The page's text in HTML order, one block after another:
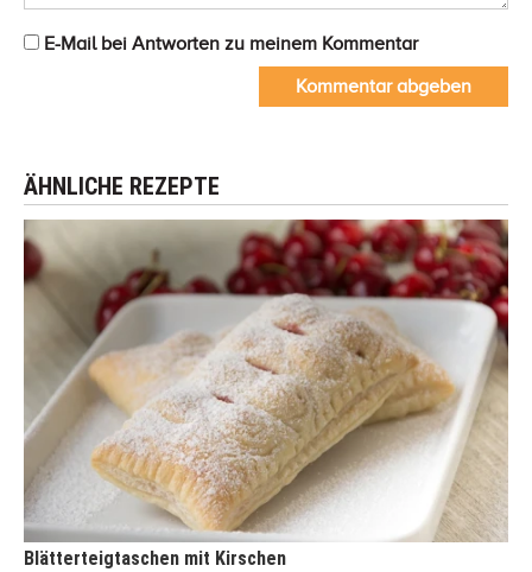
E-Mail bei Antworten zu meinem Kommentar
Kommentar abgeben
ÄHNLICHE REZEPTE
Blätterteigtaschen mit Kirschen